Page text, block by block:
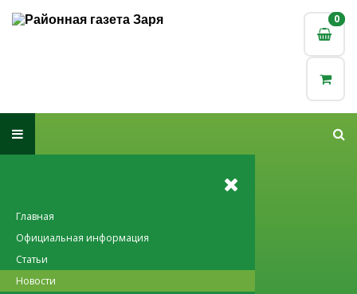
0
0
Главная
Официальная информация
Статьи
Новости